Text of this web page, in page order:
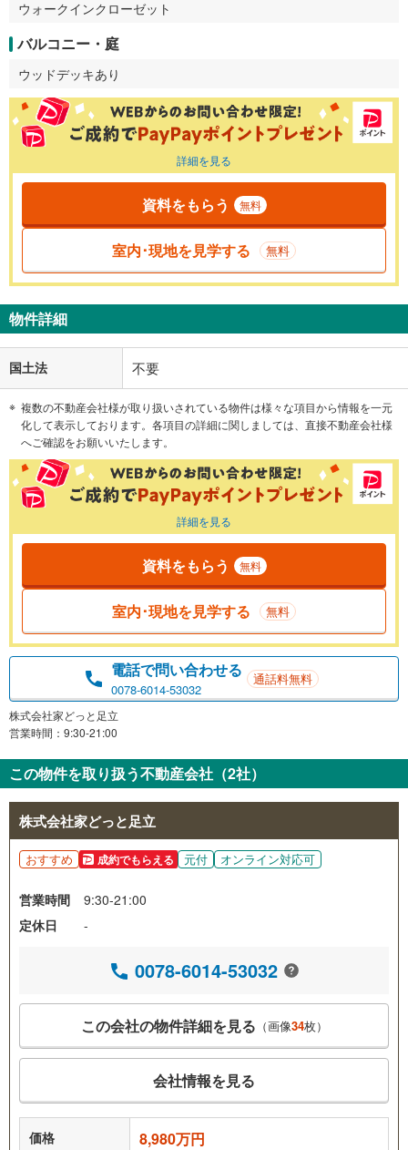
ウォークインクローゼット
バルコニー・庭
ウッドデッキあり
詳細を見る
資料をもらう 無料
室内･現地を見学する 無料
物件詳細
国土法 不要
複数の不動産会社様が取り扱いされている物件は様々な項目から情報を一元
化して表示しております。各項目の詳細に関しましては、直接不動産会社様
へご確認をお願いいたします。
詳細を見る
資料をもらう 無料
室内･現地を見学する 無料
電話で問い合わせる
0078-6014-53032
通話料無料
株式会社家どっと足立
営業時間：9:30-21:00
この物件を取り扱う不動産会社（2社）
株式会社家どっと足立
おすすめ 成約でもらえる 元付 オンライン対応可
営業時間
9:30-21:00
定休日
-
0078-6014-53032
この会社の物件詳細を見る （画像34枚）
会社情報を見る
価格 8,980万円